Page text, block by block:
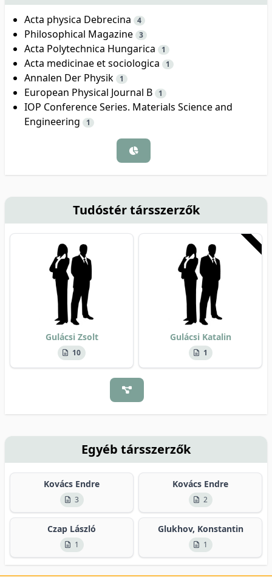
Acta physica Debrecina 4
Philosophical Magazine 3
Acta Polytechnica Hungarica 1
Acta medicinae et sociologica 1
Annalen Der Physik 1
European Physical Journal B 1
IOP Conference Series. Materials Science and
Engineering
1
Tudóstér társszerzők
Gulácsi Zsolt
10
Gulácsi Katalin
1
Egyéb társszerzők
Kovács Endre
3
Kovács Endre
2
Czap László
1
Glukhov, Konstantin
1